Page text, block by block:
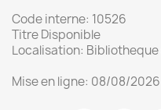
Code interne: 10526
Titre Disponible
Localisation:
Mise en ligne: 08/08/2026